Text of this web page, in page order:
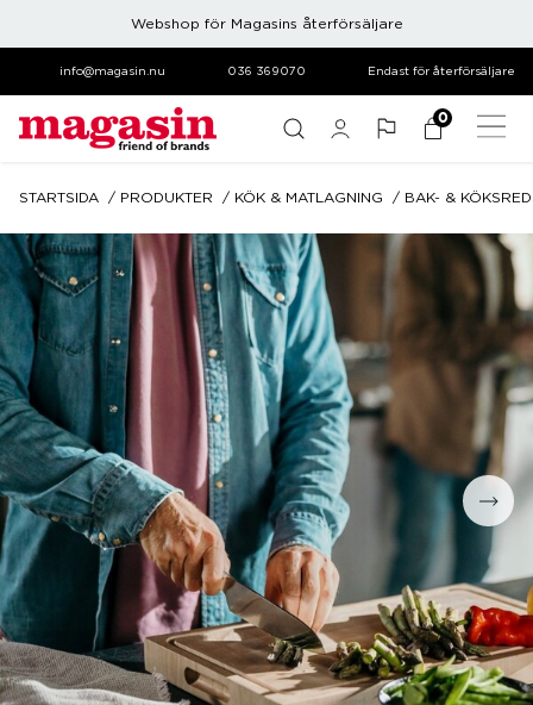
Webshop för Magasins återförsäljare
info@magasin.nu 036 369070 Endast för återförsäljare
0
STARTSIDA PRODUKTER KÖK & MATLAGNING BAK- &